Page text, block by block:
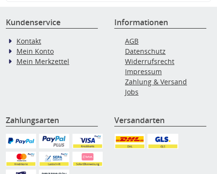
Kundenservice
Kontakt
Mein Konto
Mein Merkzettel
Informationen
AGB
Datenschutz
Widerrufsrecht
Impressum
Zahlung & Versand
Jobs
Zahlungsarten Versandarten